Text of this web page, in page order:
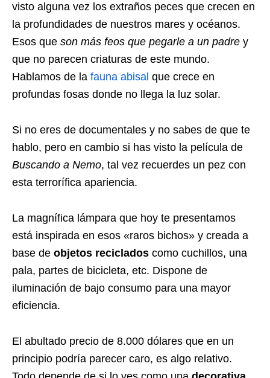
visto alguna vez los extraños peces que crecen en
la profundidades de nuestros mares y océanos.
Esos que son más feos que pegarle a un padre y
que no parecen criaturas de este mundo.
Hablamos de la fauna abisal que crece en
profundas fosas donde no llega la luz solar.
Si no eres de documentales y no sabes de que te
hablo, pero en cambio si has visto la película de
Buscando a Nemo, tal vez recuerdes un pez con
esta terrorífica apariencia.
La magnífica lámpara que hoy te presentamos
está inspirada en esos «raros bichos» y creada a
base de objetos reciclados como cuchillos, una
pala, partes de bicicleta, etc. Dispone de
iluminación de bajo consumo para una mayor
eficiencia.
El abultado precio de 8.000 dólares que en un
principio podría parecer caro, es algo relativo.